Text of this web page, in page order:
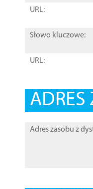
URL:
Słowo kluczowe:
URL:
ADRES
Adres zasobu z